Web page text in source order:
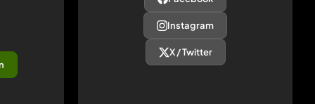
Instagram
X / Twitter